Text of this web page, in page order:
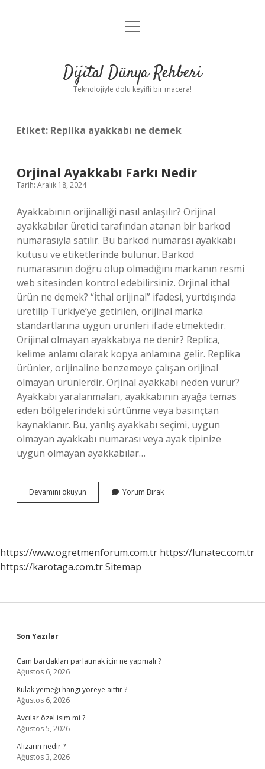
Anasayfa
Yasal Uyarı
menüyü
Dijital Dünya Rehberi
Teknolojiyle dolu keyifli bir macera!
Etiket: Replika ayakkabı ne demek
Orjinal Ayakkabı Farkı Nedir
Tarih: Aralık 18, 2024
Ayakkabının orijinalliği nasıl anlaşılır? Orijinal
ayakkabılar üretici tarafından atanan bir barkod
numarasıyla satılır. Bu barkod numarası ayakkabı
kutusu ve etiketlerinde bulunur. Barkod
numarasının doğru olup olmadığını markanın resmi
web sitesinden kontrol edebilirsiniz. Orjinal ithal
ürün ne demek? “İthal orijinal” ifadesi, yurtdışında
üretilip Türkiye’ye getirilen, orijinal marka
standartlarına uygun ürünleri ifade etmektedir.
Orijinal olmayan ayakkabıya ne denir? Replica,
kelime anlamı olarak kopya anlamına gelir. Replika
ürünler, orijinaline benzemeye çalışan orijinal
olmayan ürünlerdir. Orjinal ayakkabı neden vurur?
Ayakkabı yaralanmaları, ayakkabının ayağa temas
eden bölgelerindeki sürtünme veya basınçtan
kaynaklanır. Bu, yanlış ayakkabı seçimi, uygun
olmayan ayakkabı numarası veya ayak tipinize
uygun olmayan ayakkabılar…
Devamını okuyun
Ayakkabı
Yorum Bırak
https://www.ogretmenforum.com.tr https://lunatec.com.tr
https://karotaga.com.trSitemap
Sidebar
Son Yazılar
Cam bardakları parlatmak için ne yapmalı ?
Ağustos 6, 2026
Kulak yemeği hangi yöreye aittir ?
Ağustos 6, 2026
Avcılar özel isim mi ?
Ağustos 5, 2026
Alizarin nedir ?
Ağustos 3, 2026